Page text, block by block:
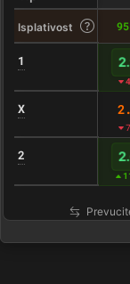
Isplativost
1
X
2